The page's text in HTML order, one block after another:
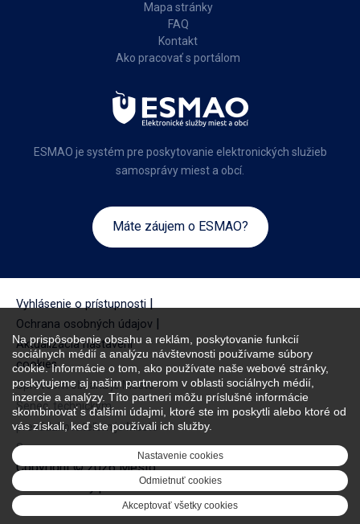
Na prispôsobenie obsahu a reklám, poskytovanie funkcií
sociálnych médií a analýzu návštevnosti používame súbory
cookie. Informácie o tom, ako používate naše webové stránky,
poskytujeme aj našim partnerom v oblasti sociálnych médií,
inzercie a analýzy. Títo partneri môžu príslušné informácie
skombinovať s ďalšími údajmi, ktoré ste im poskytli alebo ktoré od
vás získali, keď ste používali ich služby.
Nastavenie cookies
Odmietnuť cookies
Akceptovať všetky cookies
Mapa stránky
FAQ
Kontakt
Ako pracovať s portálom
ESMAO je systém pre poskytovanie elektronických služieb
samosprávy miest a obcí.
Máte záujem o ESMAO?
Vyhlásenie o prístupnosti
Ochrana osobných údajov
Aktualizácia nastavení
cookies
Správcom obsahu je Mesto
Senec, technickým
prevádzkovateľom je Mesto
Senec.
Copyright © 2026 Mesto
Senec. Všetky práva